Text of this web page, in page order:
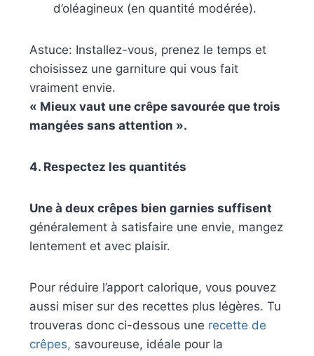
d’oléagineux (en quantité modérée).
Astuce: Installez-vous, prenez le temps et
choisissez une garniture qui vous fait
vraiment envie.
« Mieux vaut une crêpe savourée que trois
mangées sans attention ».
4. Respectez les quantités
Une à deux crêpes bien garnies suffisent
généralement à satisfaire une envie, mangez
lentement et avec plaisir.
Pour réduire l’apport calorique, vous pouvez
aussi miser sur des recettes plus légères. Tu
trouveras donc ci-dessous une recette de
crêpes, savoureuse, idéale pour la